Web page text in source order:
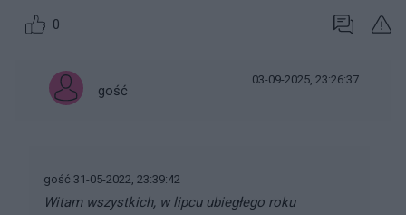
0
gość
03-09-2025, 23:26:37
gość 31-05-2022, 23:39:42
Witam wszystkich, w lipcu ubiegłego roku